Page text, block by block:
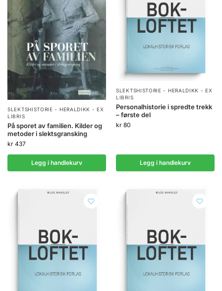
SLEKTSHISTORIE - HERALDIKK - EX
LIBRIS
På sporet av familien. Kilder og
metoder i slektsgransking
kr 437
Legg i handlekurv
SLEKTSHISTORIE - HERALDIKK - EX
LIBRIS
Personalhistorie i spredte trekk
– første del
kr 80
Legg i handlekurv